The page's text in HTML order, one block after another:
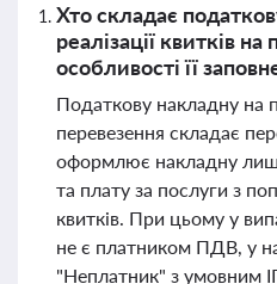
Хто складає
реалізації квитків на
особливості її
Податкову накладну на
перевезення складає
оформлює накладну
та плату за послуги з
квитків. При цьому у
не є платником ПДВ, у
"Неплатник" з умовним